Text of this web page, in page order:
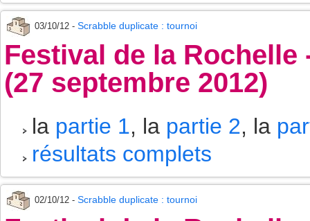
03/10/12 - Scrabble duplicate : tournoi
Festival de la
(27 septembre 2012)
la partie 1, la partie 2, la
résultats complets
02/10/12 - Scrabble duplicate : tournoi